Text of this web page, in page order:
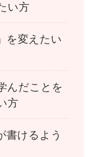
い方
を変えたい
んだことを
方
書けるよう